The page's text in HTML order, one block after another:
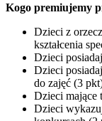
Kogo premiujemy
Dzieci z
kształcenia
Dzieci
Dzieci
do zajęć (3
Dzieci mające
Dzieci